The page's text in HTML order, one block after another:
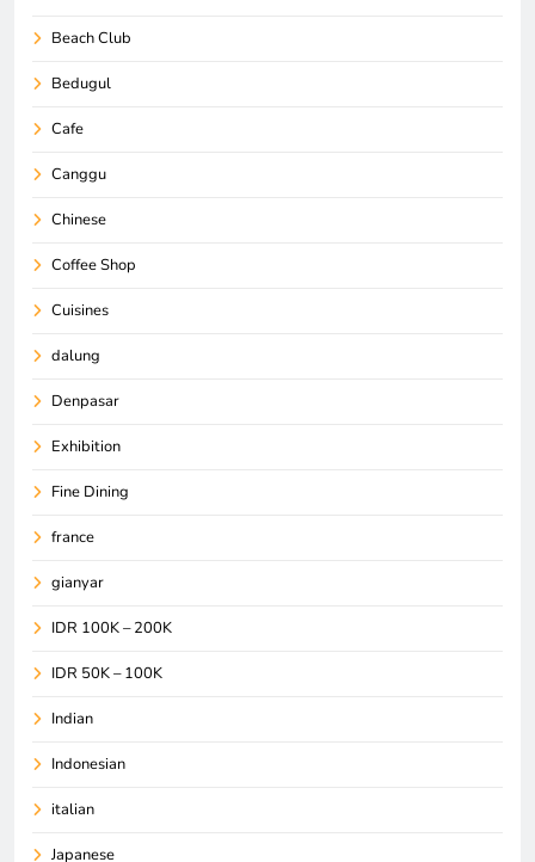
Beach Club
Bedugul
Cafe
Canggu
Chinese
Coffee Shop
Cuisines
dalung
Denpasar
Exhibition
Fine Dining
france
gianyar
IDR 100K – 200K
IDR 50K – 100K
Indian
Indonesian
italian
Japanese